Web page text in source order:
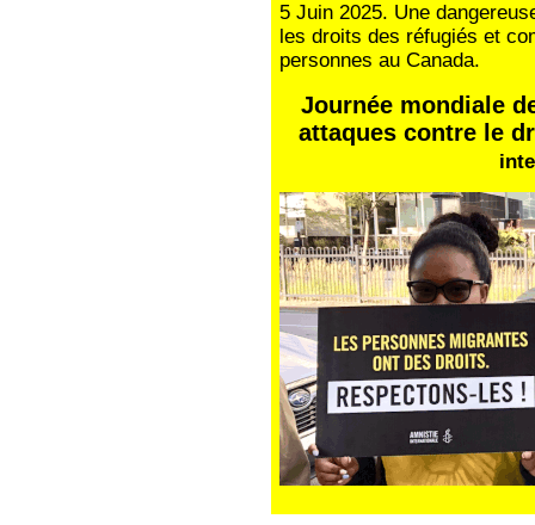
5 Juin 2025. Une
les droits des réfugiés et
personnes au Canada.
Journée mondiale
attaques contre le